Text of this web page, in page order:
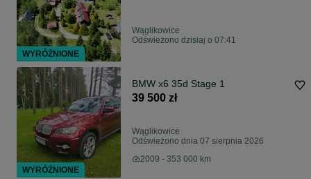
Wąglikowice
Odświeżono dzisiaj o 07:41
BMW x6 35d Stage 1
39 500 zł
Wąglikowice
Odświeżono dnia 07 sierpnia 2026
2009 - 353 000 km
WYRÓŻNIONE
WYRÓŻNIONE